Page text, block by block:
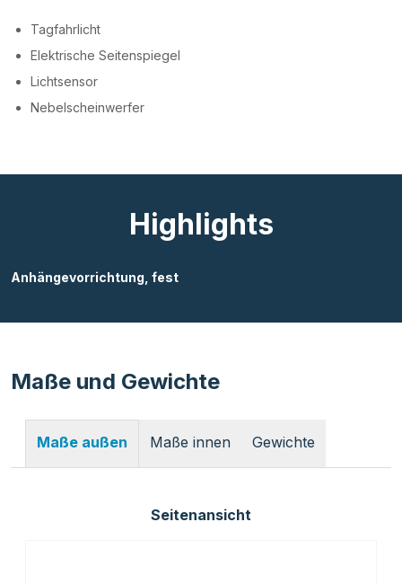
Tagfahrlicht
Elektrische Seitenspiegel
Lichtsensor
Nebelscheinwerfer
Highlights
Anhängevorrichtung, fest
Maße und Gewichte
Maße außen Maße innen Gewichte
Seitenansicht